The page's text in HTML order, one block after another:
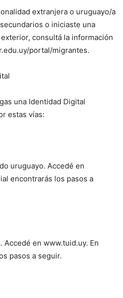
extranjera o uruguayo/a
o iniciaste una
consultá la información
portal/migrantes.
una Identidad Digital
estas vías:
uruguayo. Accedé en
encontrarás los pasos a
Accedé en www.tuid.uy. En
pasos a seguir.